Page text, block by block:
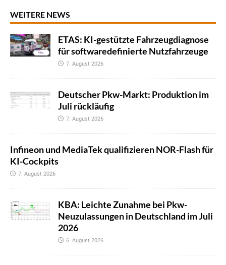
WEITERE NEWS
ETAS: KI-gestützte Fahrzeugdiagnose
für softwaredefinierte Nutzfahrzeuge
7. August 2026
Deutscher Pkw-Markt: Produktion im
Juli rückläufig
7. August 2026
Infineon und MediaTek qualifizieren NOR-Flash für
KI-Cockpits
7. August 2026
KBA: Leichte Zunahme bei Pkw-
Neuzulassungen in Deutschland im Juli
2026
6. August 2026